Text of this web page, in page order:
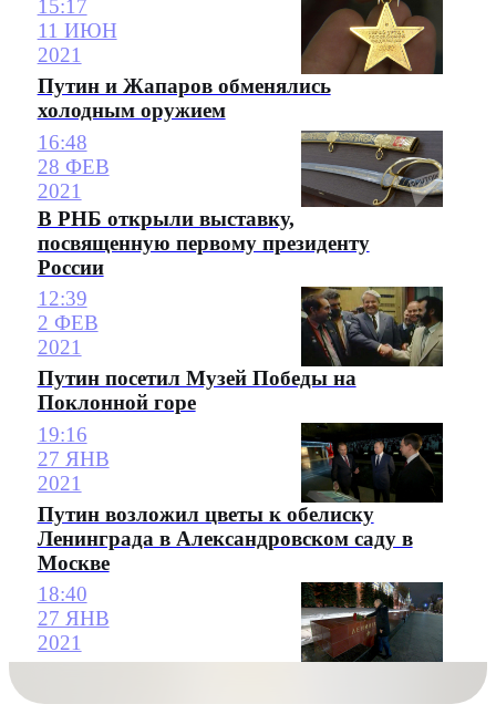
15:17
11 ИЮН
2021
Путин и Жапаров обменялись
холодным оружием
16:48
28 ФЕВ
2021
В РНБ открыли выставку,
посвященную первому президенту
России
12:39
2 ФЕВ
2021
Путин посетил Музей Победы на
Поклонной горе
19:16
27 ЯНВ
2021
Путин возложил цветы к обелиску
Ленинграда в Александровском саду в
Москве
18:40
27 ЯНВ
2021